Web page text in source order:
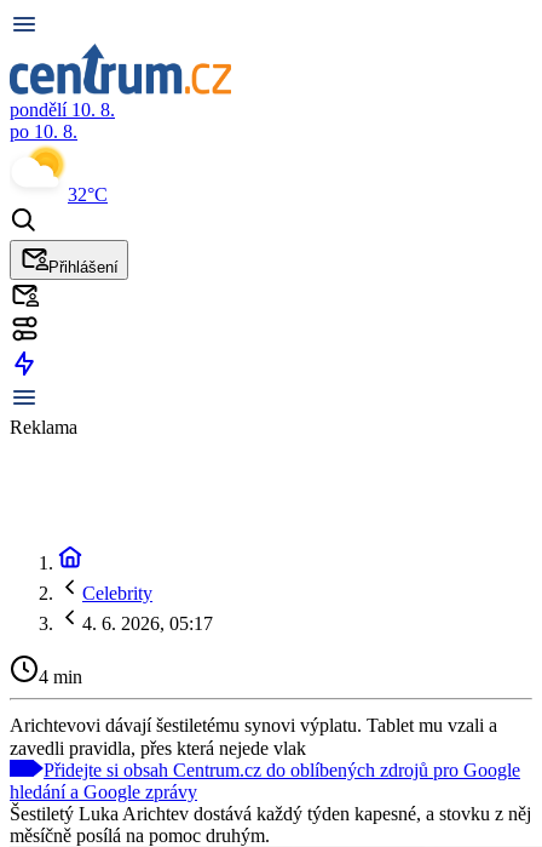
pondělí 10. 8.
po 10. 8.
32°C
Přihlášení
Reklama
Celebrity
4. 6. 2026, 05:17
4 min
Arichtevovi dávají šestiletému synovi výplatu. Tablet mu vzali a
zavedli pravidla, přes která nejede vlak
Přidejte si obsah Centrum.cz do oblíbených zdrojů pro Google
hledání a Google zprávy
Šestiletý Luka Arichtev dostává každý týden kapesné, a stovku z něj
měsíčně posílá na pomoc druhým.